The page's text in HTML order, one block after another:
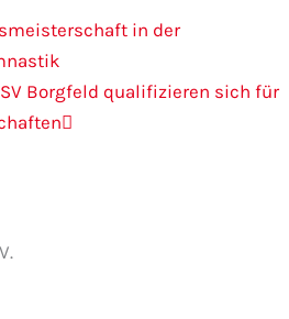
in der
Borgfeld qualifizieren sich für
Nächster